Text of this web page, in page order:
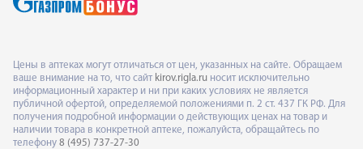
Цены в аптеках могут отличаться от цен, указанных на сайте. Обращаем
ваше внимание на то, что сайт kirov.rigla.ru носит исключительно
информационный характер и ни при каких условиях не является
публичной офертой, определяемой положениями п. 2 ст. 437 ГК РФ. Для
получения подробной информации о действующих ценах на товар и
наличии товара в конкретной аптеке, пожалуйста, обращайтесь по
телефону 8 (495) 737-27-30